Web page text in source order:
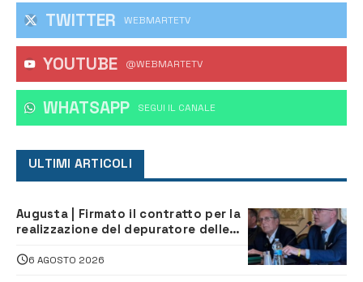
TWITTER WEBMARTETV
YOUTUBE @WEBMARTETV
WHATSAPP ‎SEGUI IL CANALE
ULTIMI ARTICOLI
Augusta | Firmato il contratto per la
realizzazione del depuratore delle
6 AGOSTO 2026